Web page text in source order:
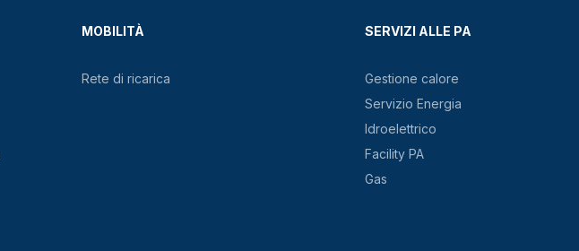
MOBILITÀ
Rete di ricarica
SERVIZI ALLE PA
Gestione calore
Servizio Energia
Idroelettrico
Facility PA
Gas